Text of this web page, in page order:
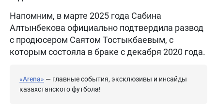
Напомним, в марте 2025 года Сабина
Алтынбекова официально подтвердила развод
с продюсером Саятом Тостыкбаевым, с
которым состояла в браке с декабря 2020 года.
«Arena» — главные события, эксклюзивы и инсайды
казахстанского футбола!